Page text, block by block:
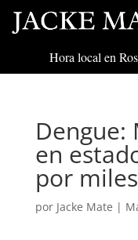
Hora local en
Dengue:
en
por
por Jacke Mate |